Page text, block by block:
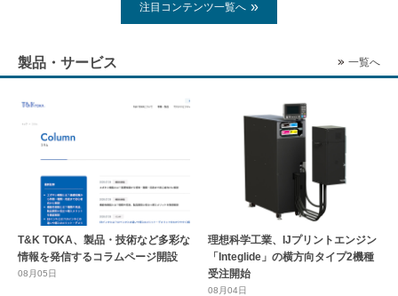
注目コンテンツ一覧へ
製品・サービス 一覧へ
T&K TOKA、製品・技術など多彩な
情報を発信するコラムページ開設
08月05日
理想科学工業、IJプリントエンジン
「Integlide」の横方向タイプ2機種
受注開始
08月04日